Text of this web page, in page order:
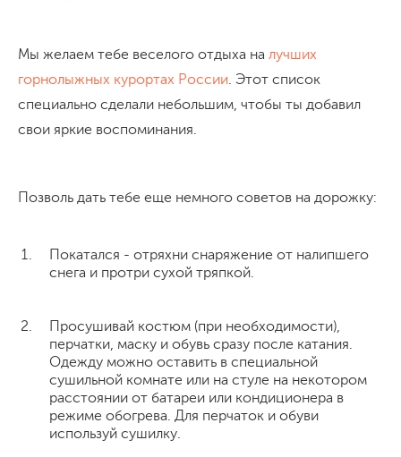
Мы желаем тебе веселого отдыха на лучших
горнолыжных курортах России . Этот список
специально сделали небольшим, чтобы ты добавил
свои яркие воспоминания.
Позволь дать тебе еще немного советов на дорожку:
Покатался - отряхни снаряжение от налипшего
снега и протри сухой тряпкой.
Просушивай костюм (при необходимости),
перчатки, маску и обувь сразу после катания.
Одежду можно оставить в специальной
сушильной комнате или на стуле на некотором
расстоянии от батареи или кондиционера в
режиме обогрева. Для перчаток и обуви
используй сушилку.